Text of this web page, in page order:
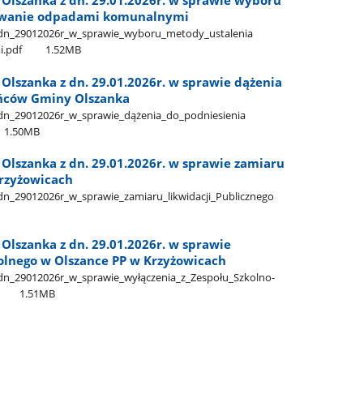
odpadami komunalnymi
1.52MB
z dn. 29.01.2026r. w sprawie dążenia
Gminy Olszanka
1.50MB
z dn. 29.01.2026r. w sprawie zamiaru
z dn. 29.01.2026r. w sprawie
w Olszance PP w Krzyżowicach
1.51MB